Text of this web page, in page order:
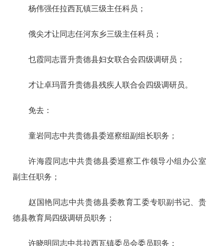
杨伟强任拉西瓦镇三级主任科员；
俄尖才让同志任河东乡三级主任科员；
乜霞同志晋升贵德县妇女联合会四级调研员；
才让卓玛晋升贵德县残疾人联合会四级调研员。
免去：
童岩同志中共贵德县委巡察组副组长职务；
许海霞同志中共贵德县委巡察工作领导小组办公室
副主任职务；
赵国艳同志中共贵德县委教育工委专职副书记、贵
德县教育局四级调研员职务；
许晓明同志中共拉西瓦镇委员会委员职务；